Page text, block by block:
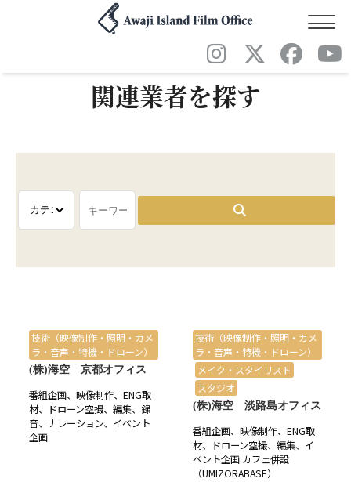
関連業者を探す
技術（映像制作・照明・カメ
ラ・音声・特機・ドローン）
(株)海空 京都オフィス
番組企画、映像制作、ENG取
材、ドローン空撮、編集、録
音、ナレーション、イベント
企画
技術（映像制作・照明・カメ
ラ・音声・特機・ドローン）
メイク・スタイリスト
スタジオ
(株)海空 淡路島オフィス
番組企画、映像制作、ENG取
材、ドローン空撮、編集、イ
ベント企画 カフェ併設
（UMIZORABASE）